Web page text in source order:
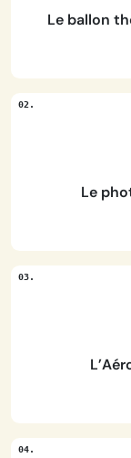
Le ballon
Le